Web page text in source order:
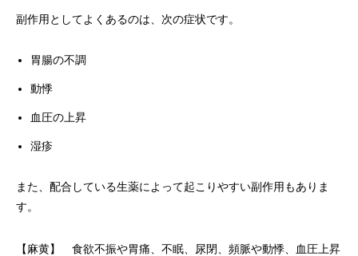
副作用としてよくあるのは、次の症状です。
胃腸の不調
動悸
血圧の上昇
湿疹
また、配合している生薬によって起こりやすい副作用もありま
す。
【麻黄】 食欲不振や胃痛、不眠、尿閉、頻脈や動悸、血圧上昇